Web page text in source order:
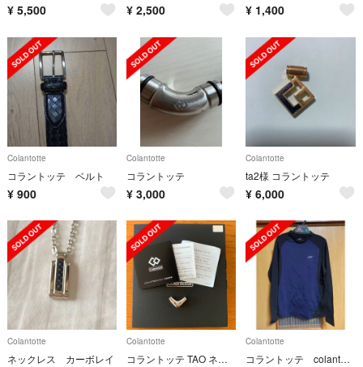
¥ 5,500 ¥ 2,500 ¥ 1,400
Colantotte
コラントッテ ベルト
¥ 900
Colantotte
コラントッテ
¥ 3,000
Colantotte
ta2様 コラントッテ
¥ 6,000
Colantotte
ネックレス カーボレイ
Colantotte
コラントッテ TAO ネックレス VEGA Ⅱ Mサイズ
Colantotte
コラントッテ colantotte 長袖 Tシャツ メンズ リカバリーウェア